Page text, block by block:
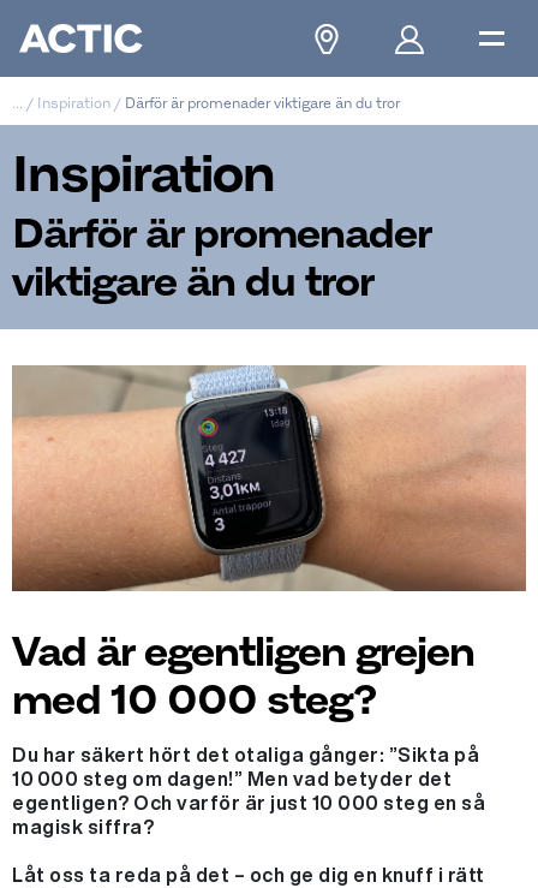
/ Inspiration / Därför är promenader viktigare än du tror
Inspiration
Därför är promenader
viktigare än du tror
Vad är egentligen grejen
med 10 000 steg?
Du har säkert hört det otaliga gånger: ”Sikta på
10 000 steg om dagen!” Men vad betyder det
egentligen? Och varför är just 10 000 steg en så
magisk siffra?
Låt oss ta reda på det – och ge dig en knuff i rätt